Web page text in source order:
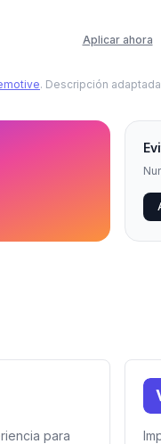
Aplicar ahora
. Descripción
para